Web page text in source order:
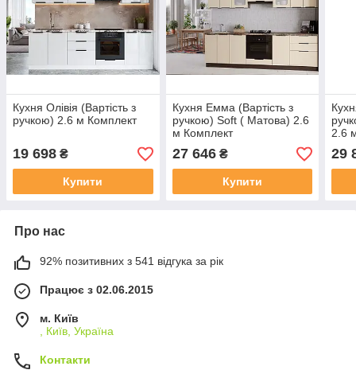
Кухня Олівія (Вартість з
ручкою) 2.6 м Комплект
19 698 ₴
Купити
Кухня Емма (Вартість з
ручкою) Soft ( Матова) 2.6
м Комплект
27 646₴
Купити
2.6
29
Про нас
92% позитивних з 541 відгука за рік
Працює з 02.06.2015
м. Київ
, Київ, Україна
Контакти